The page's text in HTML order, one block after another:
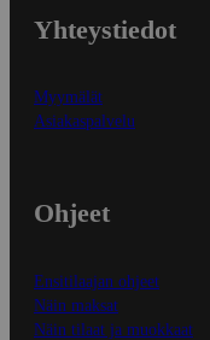
Yhteystiedot
Myymälät
Asiakaspalvelu
Ohjeet
Ensitilaajan ohjeet
Näin maksat
Näin tilaat ja muokkaat